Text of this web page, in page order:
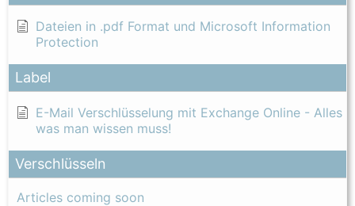
Dateien in .pdf Format und Microsoft Information
Protection
Label
E-Mail Verschlüsselung mit Exchange Online - Alles
was man wissen muss!
Verschlüsseln
Articles coming soon